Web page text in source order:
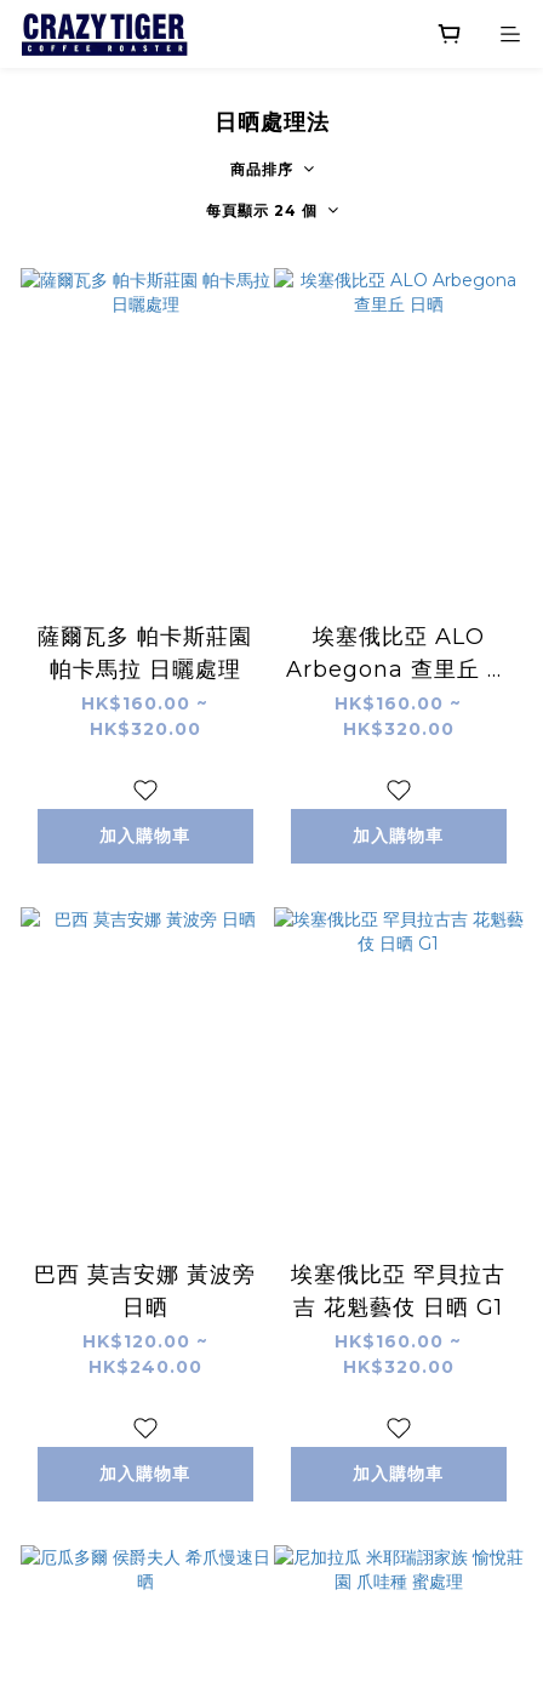
日晒處理法
商品排序
每頁顯示 24 個
薩爾瓦多 帕卡斯莊園
帕卡馬拉 日曬處理
HK$160.00 ~
HK$320.00
加入購物車
埃塞俄比亞 ALO
Arbegona 查里丘 日
晒
HK$160.00 ~
HK$320.00
加入購物車
巴西 莫吉安娜 黃波旁
日晒
HK$120.00 ~
HK$240.00
加入購物車
埃塞俄比亞 罕貝拉古
吉 花魁藝伎 日晒 G1
HK$160.00 ~
HK$320.00
加入購物車